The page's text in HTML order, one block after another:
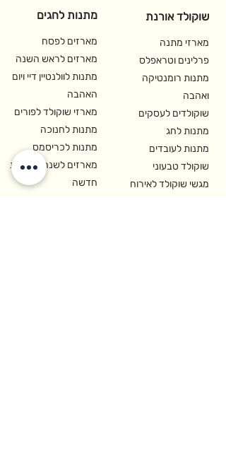
מתנות לחגים
מארזים לפסח
מארזים לראש השנה
מתנות לוולנטיין דיי ויום
האהבה
מארזי שוקולד לפורים
מתנות לחנוכה
מתנות לכריסמס
מארזים לשנה אזרחית
חדשה
שוקולד אורנת
מארזי מתנה
פרלינים וטראפלס
מתנות רומנטיקה
ואהבה
שוקולדים לעסקים
מתנות לחג
מתנות לעובדים
שוקולד טבעוני
מגשי שוקולד לאירוח